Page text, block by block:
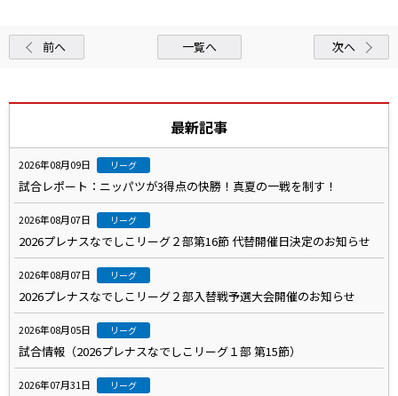
前へ 一覧へ 次へ
最新記事
2026年08月09日 リーグ
試合レポート：ニッパツが3得点の快勝！真夏の一戦を制す！
2026年08月07日 リーグ
2026プレナスなでしこリーグ２部第16節 代替開催日決定のお知らせ
2026年08月07日 リーグ
2026プレナスなでしこリーグ２部入替戦予選大会開催のお知らせ
2026年08月05日 リーグ
試合情報（2026プレナスなでしこリーグ１部 第15節）
2026年07月31日 リーグ